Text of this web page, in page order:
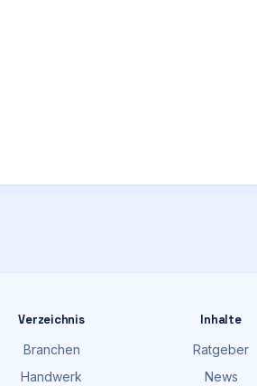
Verzeichnis
Branchen
Handwerk
Inhalte
Ratgeber
News